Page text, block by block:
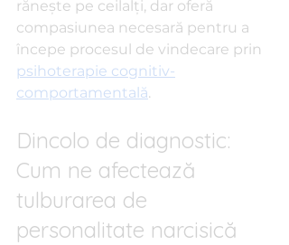
rănește pe ceilalți, dar oferă
compasiunea necesară pentru a
începe procesul de vindecare prin
psihoterapie cognitiv-
comportamentală.
Dincolo de diagnostic:
Cum ne afectează
tulburarea de
personalitate narcisică